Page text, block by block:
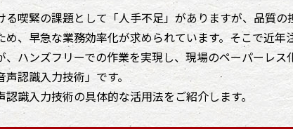
る喫緊の課題として「人手不足」がありますが、品質の
め、早急な業務効率化が求められています。そこで近年
、ハンズフリーでの作業を実現し、現場のペーパーレス
認識入力技術」です。
認識入力技術の具体的な活用法をご紹介します。